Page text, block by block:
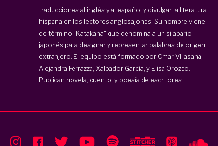
traducciones al inglés y al español y divulgar la literatura
hispana en los lectores anglosajones. Su nombre viene
de término "Katakana" que denomina a un silabario
japonés para designar y representar palabras de origen
extranjero. El equipo está formado por Omar Villasana,
Alejandra Ferrazza, Xalbador García, y Elisa Orozco.
Publican novela, cuento, y poesía de escritores ...